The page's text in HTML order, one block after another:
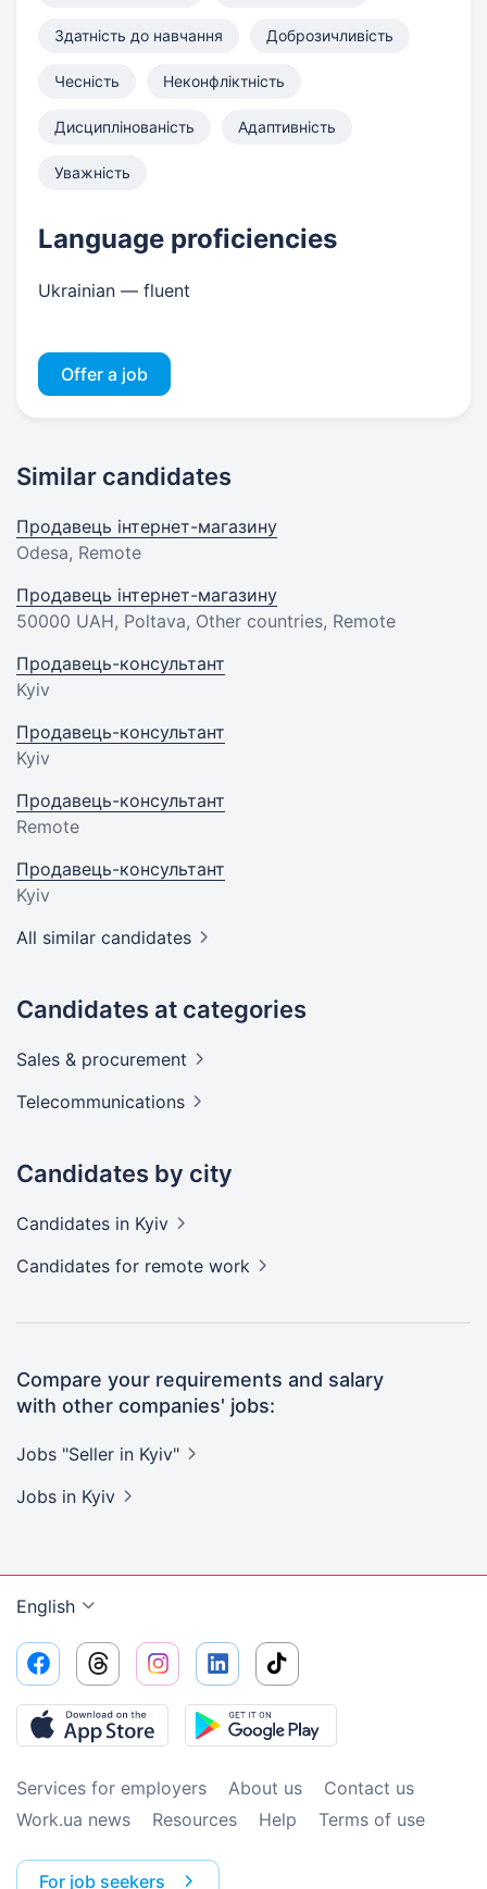
Здатність до навчання Доброзичливість
Чесність Неконфліктність
Дисциплінованість Адаптивність
Уважність
Language proficiencies
Ukrainian — fluent
Offer a job
Similar candidates
Продавець інтернет-магазину
Odesa, Remote
Продавець інтернет-магазину
50000 UAH, Poltava, Other countries, Remote
Продавець-консультант
Kyiv
Продавець-консультант
Kyiv
Продавець-консультант
Remote
Продавець-консультант
Kyiv
All similar candidates
Candidates at categories
Sales & procurement
Telecommunications
Candidates by city
Candidates in Kyiv
Candidates for remote work
Compare your requirements and salary
with other companies' jobs:
Jobs "Seller in Kyiv"
Jobs in Kyiv
English
Services for employers About us
Contact us
Work.ua news
Resources Help Terms of use
For job seekers